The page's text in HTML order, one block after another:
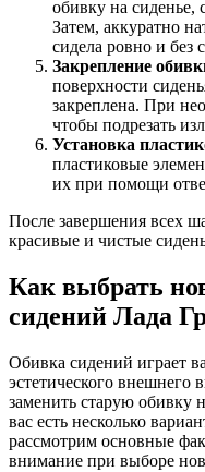
обивку на сиденье,
Затем, аккуратно
сидела ровно и без
Закрепление
поверхности
закреплена. При
чтобы подрезать
Установка
пластиковые
их при помощи
После завершения всех
красивые и чистые
Как выбрать
сидений Лада
Обивка сидений играет
эстетического
заменить старую обивку
вас есть несколько
рассмотрим основные
внимание при выборе